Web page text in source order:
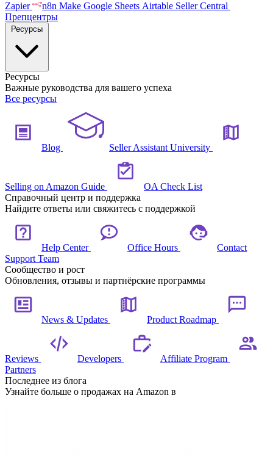
Zapier n8n Make Google Sheets Airtable Seller Central
Препцентры
Ресурсы
Важные руководства для вашего успеха
Все ресурсы
Blog Seller Assistant University
Selling on Amazon Guide
OA Check List
Справочный центр и поддержка
Найдите ответы или свяжитесь с поддержкой
Help Center Office Hours
Contact
Support Team
Сообщество и рост
Обновления, отзывы и партнёрские программы
News & Updates Product Roadmap
Reviews Developers
Affiliate Program
Partners
Последнее из блога
Узнайте больше о продажах на Amazon в